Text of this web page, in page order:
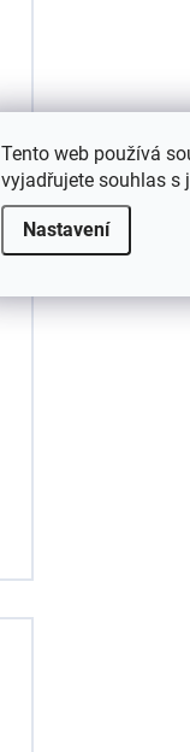
Tento web používá
vyjadřujete souhlas s
Nastavení